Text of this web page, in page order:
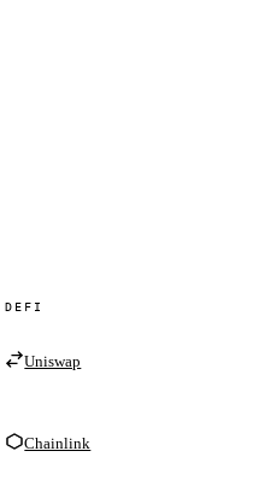
DEFI
Uniswap
Chainlink